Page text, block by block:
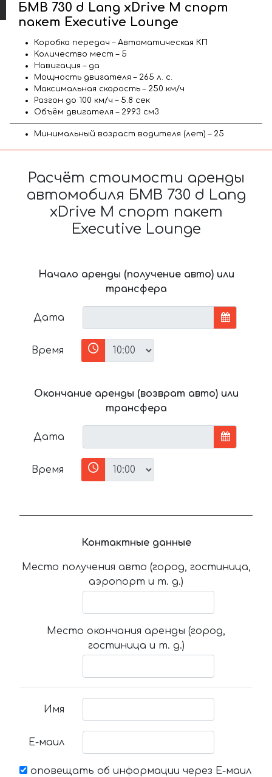
БМВ 730 d Lang xDrive M спорт
пакет Executive Lounge
Коробка передач – Автоматическая КП
Количество мест – 5
Навигация – да
Мощность двигателя – 265 л. с.
Максимальная скорость – 250 км/ч
Разгон до 100 км/ч – 5.8 сек
Объём двигателя – 2993 см3
Минимальный возраст водителя (лет) – 25
Расчёт стоимости аренды
автомобиля БМВ 730 d Lang
xDrive M спорт пакет
Executive Lounge
Начало аренды (получение авто) или
трансфера
Дата
Время
Окончание аренды (возврат авто) или
трансфера
Дата
Время
Контактные данные
Место получения авто (город, гостиница,
аэропорт и т. д.)
Место окончания аренды (город,
гостиница и т. д.)
Имя
Е-маил
оповещать об информации через Е-маил